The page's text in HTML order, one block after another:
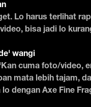
Lo harus terlihat
bisa jadi lo
wangi
cuma foto/video,
mata lebih tajam,
dengan Axe Fine